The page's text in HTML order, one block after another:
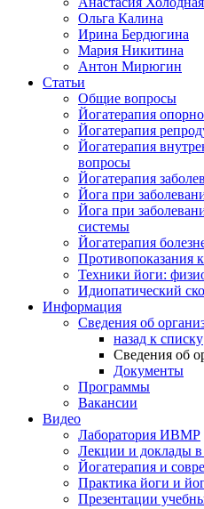
Ольга Калина
Ирина Бердюгина
Мария Никитина
Антон Мирюгин
Статьи
Общие вопросы
Йогатерапия
Йогатерапия
Йогатерапия
вопросы
Йогатерапия
Йога при
Йога при
системы
Йогатерапия
Противопоказания
Техники йоги:
Идиопатический
Информация
Сведения об
назад к списку
Сведения об
Документы
Программы
Вакансии
Видео
Лаборатория ИВМР
Лекции и доклады в
Йогатерапия и
Практика йоги и
Презентации